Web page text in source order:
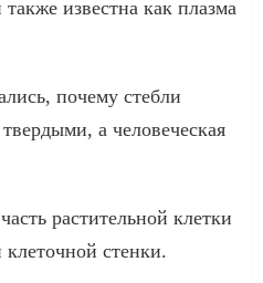
известна как плазма
почему стебли
а человеческая
растительной клетки
стенки.